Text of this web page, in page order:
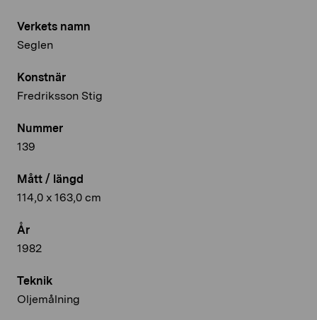
Verkets namn
Seglen
Konstnär
Fredriksson Stig
Nummer
139
Mått / längd
114,0 x 163,0 cm
År
1982
Teknik
Oljemålning